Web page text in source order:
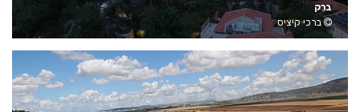
ברק
ברכי קיציס